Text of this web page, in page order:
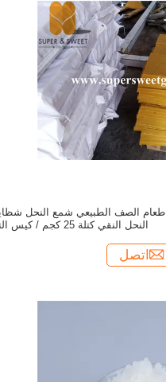
طعام الصف الطبيعي شمع النحل
النحل النقي كتلة 25 كجم / كيس التعبئة
اتصل